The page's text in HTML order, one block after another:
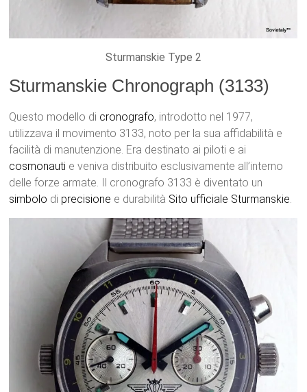
Sturmanskie Type 2
Sturmanskie Chronograph (3133)
Questo modello di cronografo, introdotto nel 1977,
utilizzava il movimento 3133, noto per la sua affidabilità e
facilità di manutenzione. Era destinato ai piloti e ai
cosmonauti e veniva distribuito esclusivamente all’interno
delle forze armate. Il cronografo 3133 è diventato un
simbolo di precisione e durabilità Sito ufficiale Sturmanskie.